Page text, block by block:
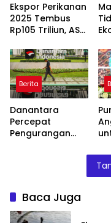
Ekspor Perikanan
2025 Tembus
Rp105 Triliun, AS
Utama
Berita
Danantara
Percepat
Pengurangan
Baca Juga